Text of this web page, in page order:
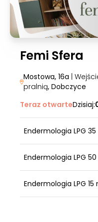
Femi Sfera
Mostowa, 16a |
pralnią, Dobczyce
Teraz otwarteDzisiaj:
Endermologia LPG
Endermologia LPG
Endermologia LPG 15